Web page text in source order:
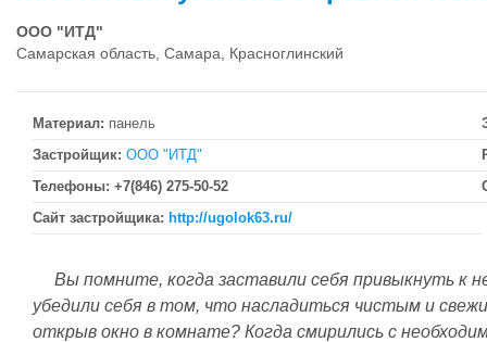
ООО "ИТД"
Самарская область, Самара, Красноглинский
Материал: панель
Застройщик: ООО "ИТД"
Телефоны: +7(846) 275-50-52
Сайт застройщика: http://ugolok63.ru/
Вы помните, когда заставили себя привыкнуть к
убедили себя в том, что насладиться чистым и
открыв окно в комнате? Когда смирились с